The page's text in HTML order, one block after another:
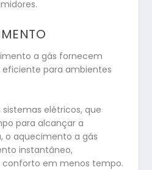
a gás fornecem
para ambientes
elétricos, que
para alcançar a
o aquecimento a gás
instantâneo,
em menos tempo.